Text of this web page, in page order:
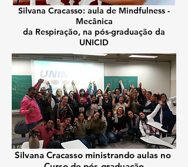
Silvana Cracasso: aula de Mindfulness -
Mecânica
da Respiração, na pós-graduação da
UNICID
Silvana Cracasso ministrando aulas no